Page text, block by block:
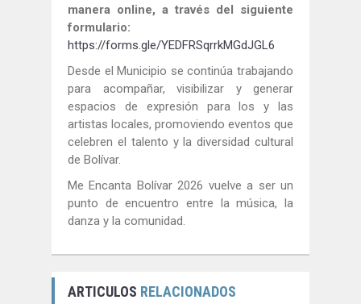
manera online, a través del siguiente
formulario:
https://forms.gle/YEDFRSqrrkMGdJGL6
Desde el Municipio se continúa trabajando
para acompañar, visibilizar y generar
espacios de expresión para los y las
artistas locales, promoviendo eventos que
celebren el talento y la diversidad cultural
de Bolívar.
Me Encanta Bolívar 2026 vuelve a ser un
punto de encuentro entre la música, la
danza y la comunidad.
ARTICULOS RELACIONADOS